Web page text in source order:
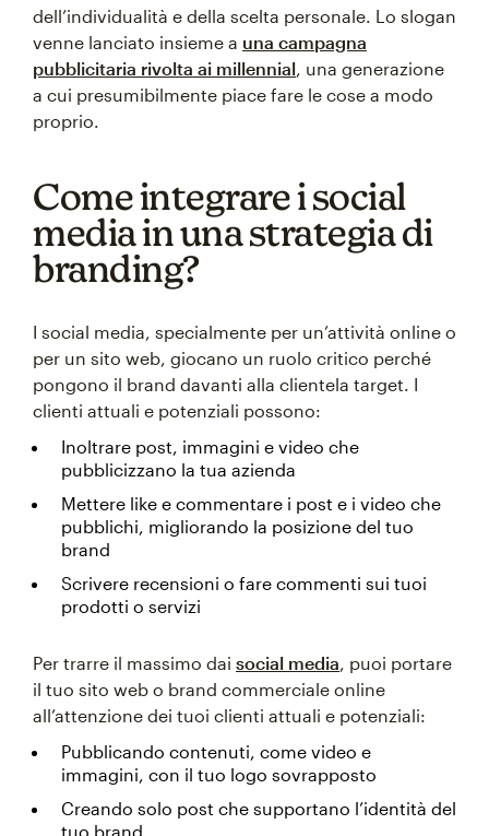
dell’individualità e della scelta personale. Lo slogan
venne lanciato insieme a una campagna
pubblicitaria rivolta ai millennial, una generazione
a cui presumibilmente piace fare le cose a modo
proprio.
Come integrare i social
media in una strategia di
branding?
I social media, specialmente per un’attività online o
per un sito web, giocano un ruolo critico perché
pongono il brand davanti alla clientela target. I
clienti attuali e potenziali possono:
Inoltrare post, immagini e video che
pubblicizzano la tua azienda
Mettere like e commentare i post e i video che
pubblichi, migliorando la posizione del tuo
brand
Scrivere recensioni o fare commenti sui tuoi
prodotti o servizi
Per trarre il massimo dai social media, puoi portare
il tuo sito web o brand commerciale online
all’attenzione dei tuoi clienti attuali e potenziali:
Pubblicando contenuti, come video e
immagini, con il tuo logo sovrapposto
Creando solo post che supportano l’identità del
tuo brand